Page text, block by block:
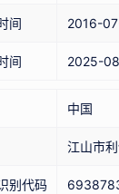
间 2016-
间 2025-
中国
江山市
别代码